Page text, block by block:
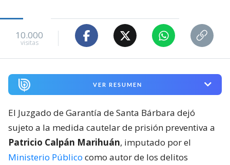
10.000
visitas
VER RESUMEN
El Juzgado de Garantía de Santa Bárbara dejó
sujeto a la medida cautelar de prisión preventiva a
Patricio Calpán Marihuán, imputado por el
Ministerio Público como autor de los delitos